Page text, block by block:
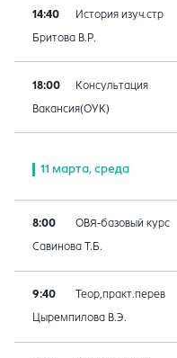
14:40 История изуч.стр
Бритова В.Р.
18:00 Консультация
Вакансия(ОУК)
11 марта, среда
8:00 ОВЯ-базовый курс
Савинова Т.Б.
9:40 Теор,практ.перев
Цыремпилова В.Э.